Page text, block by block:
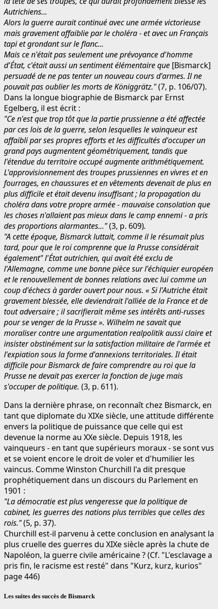
Autrichiens...
Alors la guerre aurait continué avec une armée victorieuse
mais gravement affaiblie par le choléra - et avec un Français
tapi et grondant sur le flanc...
Mais ce n'était pas seulement une prévoyance d'homme
d'État, c'était aussi un sentiment élémentaire que [Bismarck]
persuadé de ne pas tenter un nouveau cours d'armes. Il ne
pouvait pas oublier les morts de Königgrätz."(7, p. 106/07).
Dans la longue biographie de Bismarck par Ernst
Egelberg, il est écrit :
"Ce n'est que trop tôt que la partie prussienne a été affectée
par ces lois de la guerre, selon lesquelles le vainqueur est
affaibli par ses propres efforts et les difficultés d'occuper un
grand pays augmentent géométriquement, tandis que
l'étendue du territoire occupé augmente arithmétiquement.
L'approvisionnement des troupes prussiennes en vivres et en
fourrages, en chaussures et en vêtements devenait de plus en
plus difficile et était devenu insuffisant ; la propagation du
choléra dans votre propre armée - mauvaise consolation que
les choses n'allaient pas mieux dans le camp ennemi - a pris
des proportions alarmantes..."(3, p. 609).
"A cette époque, Bismarck luttait, comme il le résumait plus
tard, pour que le roi comprenne que la Prusse considérait
également" l'État autrichien, qui avait été exclu de
l'Allemagne, comme une bonne pièce sur l'échiquier européen
et le renouvellement de bonnes relations avec lui comme un
coup d'échecs à garder ouvert pour nous. « Si l'Autriche était
gravement blessée, elle deviendrait l'alliée de la France et de
tout adversaire ; il sacrifierait même ses intérêts anti-russes
pour se venger de la Prusse ». Wilhelm ne savait que
moraliser contre une argumentation realpolitik aussi claire et
insister obstinément sur la satisfaction militaire de l'armée et
l'expiation sous la forme d'annexions territoriales. Il était
difficile pour Bismarck de faire comprendre au roi que la
Prusse ne devait pas exercer la fonction de juge mais
s'occuper de politique. (3, p. 611).
Dans la dernière phrase, on reconnaît chez Bismarck, en
tant que diplomate du XIXe siècle, une attitude différente
envers la politique de puissance que celle qui est
devenue la norme au XXe siècle. Depuis 1918, les
vainqueurs - en tant que supérieurs moraux - se sont vus
et se voient encore le droit de voler et d'humilier les
vaincus. Comme Winston Churchill l'a dit presque
prophétiquement dans un discours du Parlement en
1901 :
"La démocratie est plus vengeresse que la politique de
cabinet, les guerres des nations plus terribles que celles des
rois."(5, p. 37).
Churchill est-il parvenu à cette conclusion en analysant la
plus cruelle des guerres du XIXe siècle après la chute de
Napoléon, la guerre civile américaine ? (Cf. "L'esclavage a
pris fin, le racisme est resté" dans "Kurz, kurz, kurios"
page 446)
Les suites des succès de Bismarck